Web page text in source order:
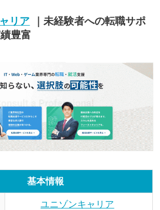
リア
｜未経験者への転職サポ
豊富
基本情報
ユニゾンキャリア